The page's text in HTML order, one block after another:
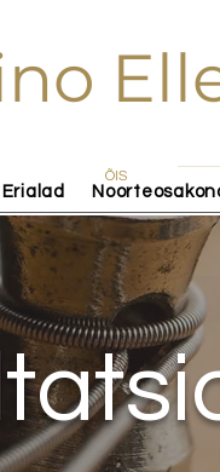
Erialad
ÕIS